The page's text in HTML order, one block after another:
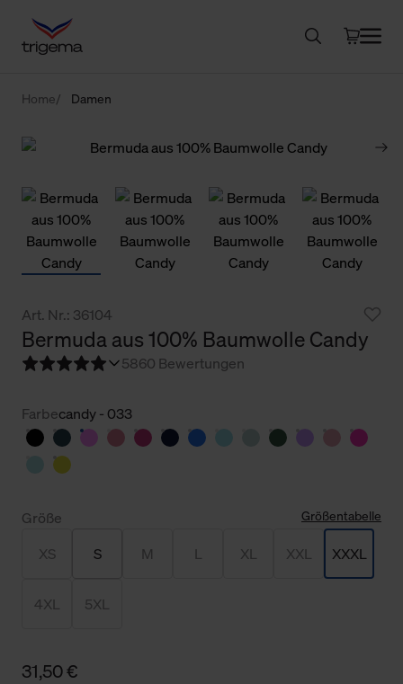
Home Damen
Art. Nr.: 36104
Bermuda aus 100% Baumwolle Candy
5860 Bewertungen
Farbecandy - 033
Größe Größentabelle
XS S M L XL XXL XXXL
4XL 5XL
31,50 €